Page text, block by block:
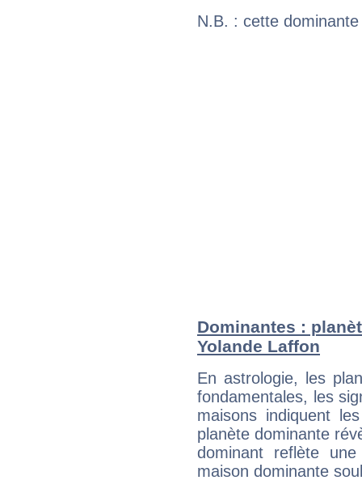
N.B. : cette
Dominantes :
Yolande Laffon
En astrologie, les
fondamentales, les
maisons indiquent
planète dominante
dominant reflète
maison dominante